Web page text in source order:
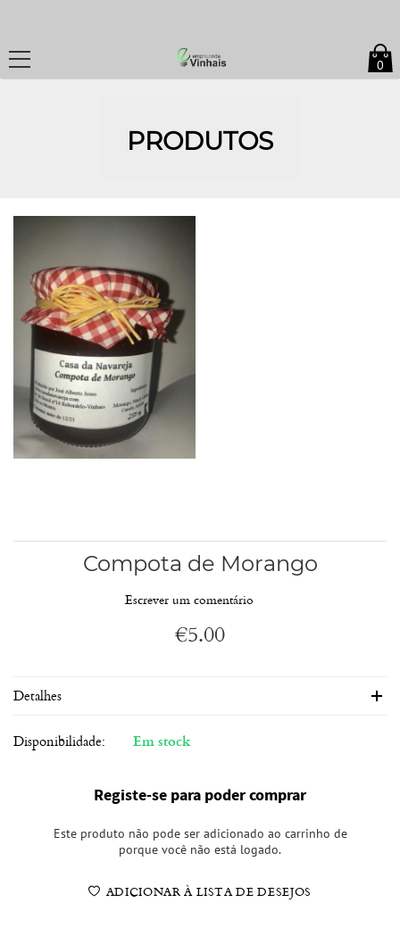
0
PRODUTOS
Compota de Morango
Escrever um comentário
€5.00
Detalhes
Disponibilidade: Em stock
Registe-se para poder comprar
Este produto não pode ser adicionado ao carrinho de
porque você não está logado.
ADICIONAR À LISTA DE DESEJOS